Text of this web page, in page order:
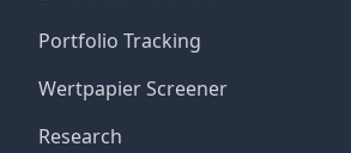
Portfolio Tracking
Wertpapier Screener
Research